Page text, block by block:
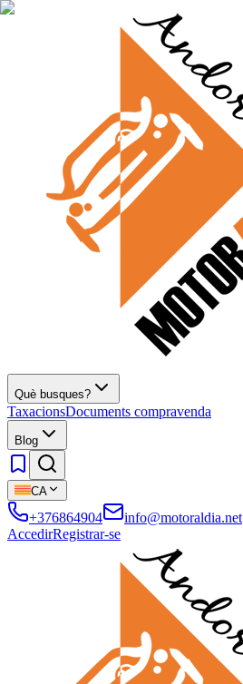
Què busques?
TaxacionsDocuments compravenda
Blog
CA
+376864904
info@motoraldia.net
AccedirRegistrar-se